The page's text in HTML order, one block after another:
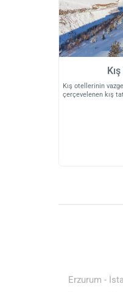
Kış otellerinin
çerçevelenen kış
Erzurum -